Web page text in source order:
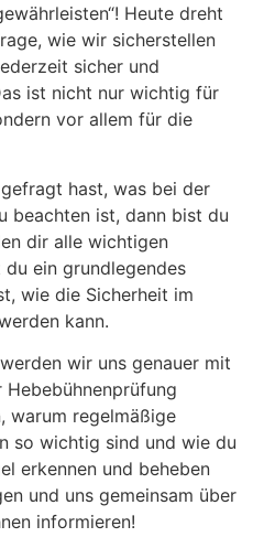
Heute dreht
wie wir sicherstellen
sicher und
ist nicht nur wichtig für
vor allem für die
hast, was bei der
beachten ist, dann bist du
dir alle wichtigen
ein grundlegendes
wie die Sicherheit im
kann.
wir uns genauer mit
warum regelmäßige
so wichtig sind und wie du
erkennen und beheben
und uns gemeinsam über
informieren!